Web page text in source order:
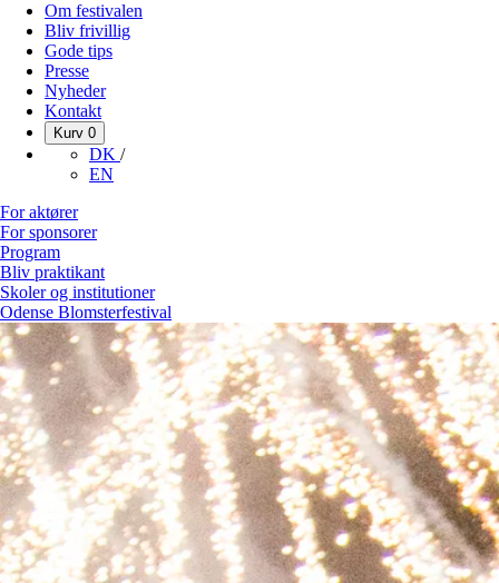
Om festivalen
Bliv frivillig
Gode tips
Presse
Nyheder
Kontakt
Kurv 0
DK /
EN
For aktører
For sponsorer
Program
Bliv praktikant
Skoler og institutioner
Odense Blomsterfestival